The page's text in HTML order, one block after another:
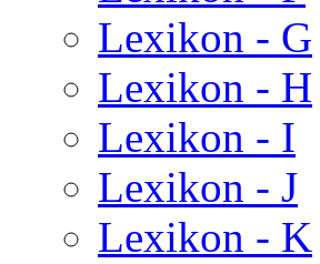
Lexikon - G
Lexikon - H
Lexikon - I
Lexikon - J
Lexikon - K